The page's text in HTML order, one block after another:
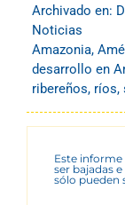
Archivado en:
Noticias
Amazonia,
desarrollo en
ribereños, ríos,
Este
ser bajadas
sólo pueden